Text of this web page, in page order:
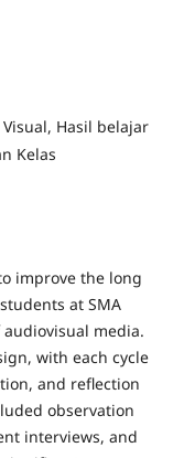
Visual, Hasil belajar
Kelas
improve the long
at SMA
media.
with each cycle
and reflection
observation
interviews, and